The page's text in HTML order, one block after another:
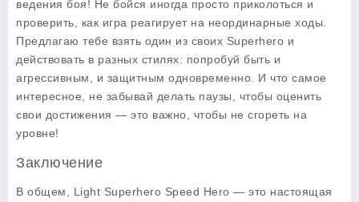
ведения боя! Не бойся иногда просто приколоться и
проверить, как игра реагирует на неординарные ходы.
Предлагаю тебе взять один из своих Superhero и
действовать в разных стилях: попробуй быть и
агрессивным, и защитным одновременно. И что самое
интересное, не забывай делать паузы, чтобы оценить
свои достижения — это важно, чтобы не сгореть на
уровне!
Заключение
В общем, Light Superhero Speed Hero — это настоящая